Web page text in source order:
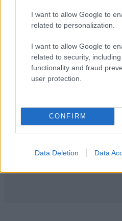
I want to allow Google to
related to personalization.
I want to allow Google to
related to security,
functionality and fraud
user protection.
CONFIRM
Data Deletion Data
ΠΡΟΣΘΕΣΤΕ ΤΟ
Διαβάστε και ακολουθήστε